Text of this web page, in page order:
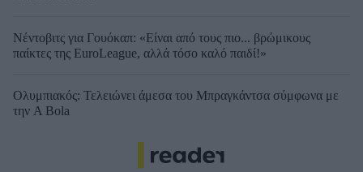
Νέντοβιτς για Γουόκαπ: «Είναι από τους πιο... βρώμικους
παίκτες της EuroLeague, αλλά τόσο καλό παιδί!»
Ολυμπιακός: Τελειώνει άμεσα του Μπραγκάντσα σύμφωνα με
την A Bola